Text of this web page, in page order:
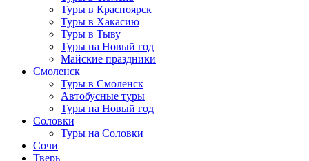
Туры в Красноярск
Туры в Хакасию
Туры в Тыву
Туры на Новый год
Майские праздники
Смоленск
Туры в Смоленск
Автобусные туры
Туры на Новый год
Соловки
Туры на Соловки
Сочи
Тверь